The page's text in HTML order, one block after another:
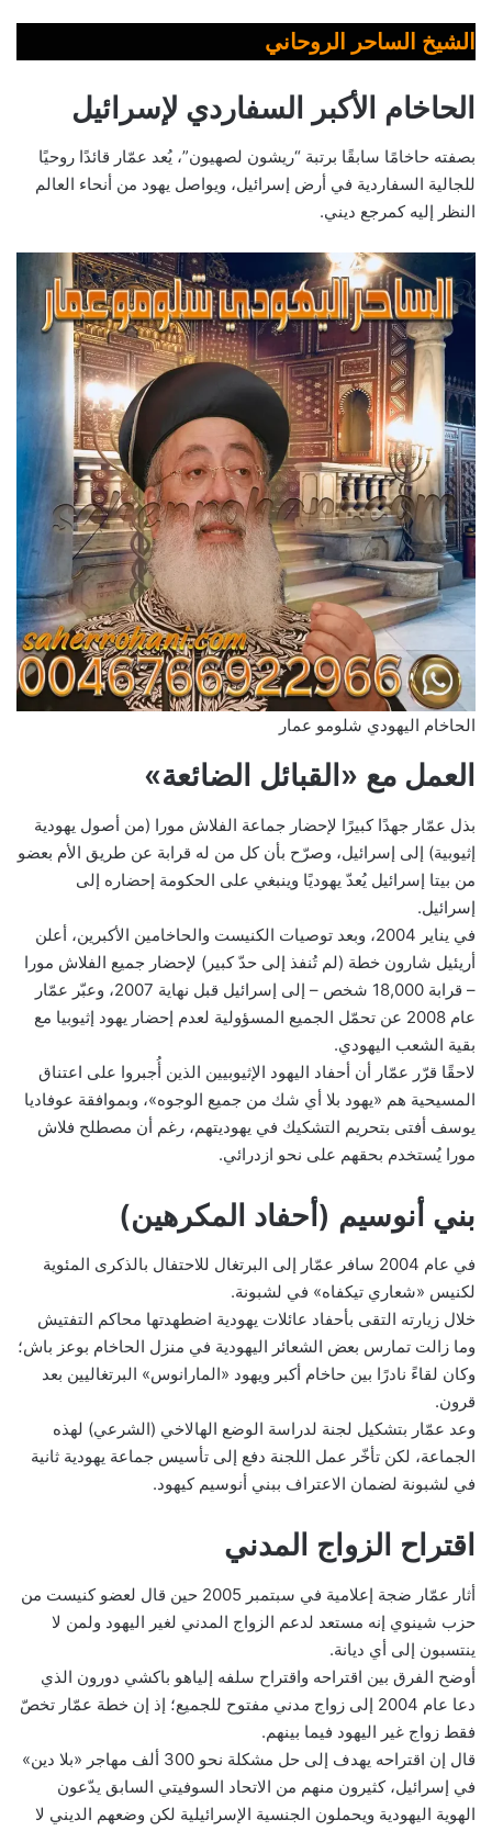
الشيخ الساحر الروحاني
الحاخام الأكبر السفاردي لإسرائيل
بصفته حاخامًا سابقًا برتبة “ريشون لصهيون”، يُعد عمّار قائدًا روحيًا
للجالية السفاردية في أرض إسرائيل، ويواصل يهود من أنحاء العالم
النظر إليه كمرجع ديني.
الحاخام اليهودي شلومو عمار
العمل مع «القبائل الضائعة»
بذل عمّار جهدًا كبيرًا لإحضار جماعة الفلاش مورا (من أصول يهودية
إثيوبية) إلى إسرائيل، وصرّح بأن كل من له قرابة عن طريق الأم بعضو
من بيتا إسرائيل يُعدّ يهوديًا وينبغي على الحكومة إحضاره إلى
إسرائيل.
في يناير 2004، وبعد توصيات الكنيست والحاخامين الأكبرين، أعلن
أريئيل شارون خطة (لم تُنفذ إلى حدّ كبير) لإحضار جميع الفلاش مورا
– قرابة 18,000 شخص – إلى إسرائيل قبل نهاية 2007، وعبّر عمّار
عام 2008 عن تحمّل الجميع المسؤولية لعدم إحضار يهود إثيوبيا مع
بقية الشعب اليهودي.
لاحقًا قرّر عمّار أن أحفاد اليهود الإثيوبيين الذين أُجبروا على اعتناق
المسيحية هم «يهود بلا أي شك من جميع الوجوه»، وبموافقة عوفاديا
يوسف أفتى بتحريم التشكيك في يهوديتهم، رغم أن مصطلح فلاش
مورا يُستخدم بحقهم على نحو ازدرائي.
بني أنوسيم (أحفاد المكرهين)
في عام 2004 سافر عمّار إلى البرتغال للاحتفال بالذكرى المئوية
لكنيس «شعاري تيكفاه» في لشبونة.
خلال زيارته التقى بأحفاد عائلات يهودية اضطهدتها محاكم التفتيش
وما زالت تمارس بعض الشعائر اليهودية في منزل الحاخام بوعز باش؛
وكان لقاءً نادرًا بين حاخام أكبر ويهود «المارانوس» البرتغاليين بعد
قرون.
وعد عمّار بتشكيل لجنة لدراسة الوضع الهالاخي (الشرعي) لهذه
الجماعة، لكن تأخّر عمل اللجنة دفع إلى تأسيس جماعة يهودية ثانية
في لشبونة لضمان الاعتراف ببني أنوسيم كيهود.
اقتراح الزواج المدني
أثار عمّار ضجة إعلامية في سبتمبر 2005 حين قال لعضو كنيست من
حزب شينوي إنه مستعد لدعم الزواج المدني لغير اليهود ولمن لا
ينتسبون إلى أي ديانة.
أوضح الفرق بين اقتراحه واقتراح سلفه إلياهو باكشي دورون الذي
دعا عام 2004 إلى زواج مدني مفتوح للجميع؛ إذ إن خطة عمّار تخصّ
فقط زواج غير اليهود فيما بينهم.
قال إن اقتراحه يهدف إلى حل مشكلة نحو 300 ألف مهاجر «بلا دين»
في إسرائيل، كثيرون منهم من الاتحاد السوفيتي السابق يدّعون
الهوية اليهودية ويحملون الجنسية الإسرائيلية لكن وضعهم الديني لا